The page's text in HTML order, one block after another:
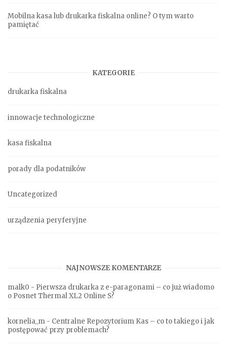
Mobilna kasa lub drukarka fiskalna online? O tym warto
pamiętać
KATEGORIE
drukarka fiskalna
innowacje technologiczne
kasa fiskalna
porady dla podatników
Uncategorized
urządzenia peryferyjne
NAJNOWSZE KOMENTARZE
malk0 - Pierwsza drukarka z e-paragonami – co już wiadomo
o Posnet Thermal XL2 Online S?
kornelia_m - Centralne Repozytorium Kas – co to takiego i jak
postępować przy problemach?